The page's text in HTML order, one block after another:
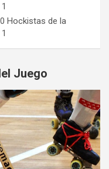
Hockistas de la
Juego